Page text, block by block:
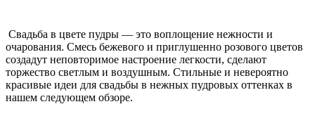
Свадьба в цвете пудры — это воплощение нежности и
очарования. Смесь бежевого и приглушенно розового цветов
создадут неповторимое настроение легкости, сделают
торжество светлым и воздушным. Стильные и невероятно
красивые идеи для свадьбы в нежных пудровых оттенках в
нашем следующем обзоре.